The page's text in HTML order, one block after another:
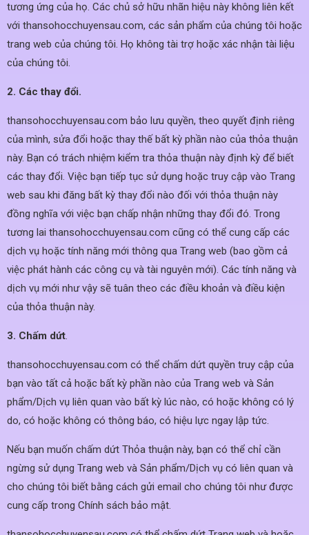
tương ứng của họ. Các chủ sở hữu nhãn hiệu này không liên kết
với thansohocchuyensau.com, các sản phẩm của chúng tôi hoặc
trang web của chúng tôi. Họ không tài trợ hoặc xác nhận tài liệu
của chúng tôi.
2. Các thay đổi.
thansohocchuyensau.com bảo lưu quyền, theo quyết định riêng
của mình, sửa đổi hoặc thay thế bất kỳ phần nào của thỏa thuận
này. Bạn có trách nhiệm kiểm tra thỏa thuận này định kỳ để biết
các thay đổi. Việc bạn tiếp tục sử dụng hoặc truy cập vào Trang
web sau khi đăng bất kỳ thay đổi nào đối với thỏa thuận này
đồng nghĩa với việc bạn chấp nhận những thay đổi đó. Trong
tương lai thansohocchuyensau.com cũng có thể cung cấp các
dịch vụ hoặc tính năng mới thông qua Trang web (bao gồm cả
việc phát hành các công cụ và tài nguyên mới). Các tính năng và
dịch vụ mới như vậy sẽ tuân theo các điều khoản và điều kiện
của thỏa thuận này.
3. Chấm dứt.
thansohocchuyensau.com có thể chấm dứt quyền truy cập của
bạn vào tất cả hoặc bất kỳ phần nào của Trang web và Sản
phẩm/Dịch vụ liên quan vào bất kỳ lúc nào, có hoặc không có lý
do, có hoặc không có thông báo, có hiệu lực ngay lập tức.
Nếu bạn muốn chấm dứt Thỏa thuận này, bạn có thể chỉ cần
ngừng sử dụng Trang web và Sản phẩm/Dịch vụ có liên quan và
cho chúng tôi biết bằng cách gửi email cho chúng tôi như được
cung cấp trong Chính sách bảo mật.